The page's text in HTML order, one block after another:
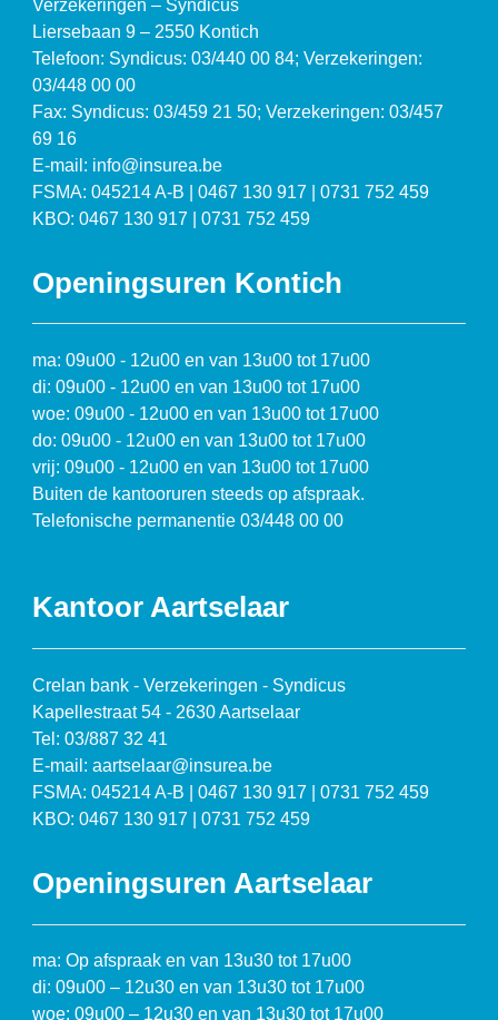
Verzekeringen – Syndicus
Liersebaan 9 – 2550 Kontich
Telefoon: Syndicus: 03/440 00 84; Verzekeringen:
03/448 00 00
Fax: Syndicus: 03/459 21 50; Verzekeringen: 03/457
69 16
E-mail: info@insurea.be
FSMA: 045214 A-B | 0467 130 917 | 0731 752 459
KBO: 0467 130 917 | 0731 752 459
Openingsuren Kontich
ma: 09u00 - 12u00 en van 13u00 tot 17u00
di: 09u00 - 12u00 en van 13u00 tot 17u00
woe: 09u00 - 12u00 en van 13u00 tot 17u00
do: 09u00 - 12u00 en van 13u00 tot 17u00
vrij: 09u00 - 12u00 en van 13u00 tot 17u00
Buiten de kantooruren steeds op afspraak.
Telefonische permanentie 03/448 00 00
Kantoor Aartselaar
Crelan bank - Verzekeringen - Syndicus
Kapellestraat 54 - 2630 Aartselaar
Tel: 03/887 32 41
E-mail: aartselaar@insurea.be
FSMA: 045214 A-B | 0467 130 917 | 0731 752 459
KBO: 0467 130 917 | 0731 752 459
Openingsuren Aartselaar
ma: Op afspraak en van 13u30 tot 17u00
di: 09u00 – 12u30 en van 13u30 tot 17u00
woe: 09u00 – 12u30 en van 13u30 tot 17u00